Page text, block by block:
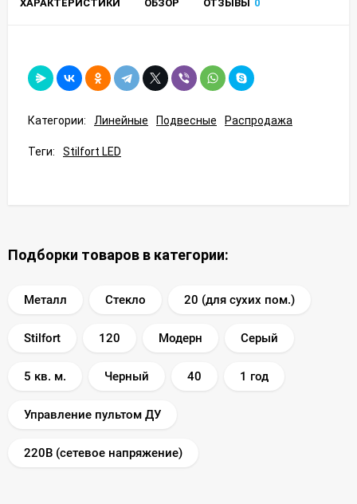
ХАРАКТЕРИСТИКИ ОБЗОР ОТЗЫВЫ 0
Категории: Линейные Подвесные Распродажа
Теги: Stilfort LED
Подборки товаров в категории:
Металл Стекло 20 (для сухих пом.)
Stilfort 120 Модерн Серый
5 кв. м. Черный 40 1 год
Управление пультом ДУ
220В (сетевое напряжение)